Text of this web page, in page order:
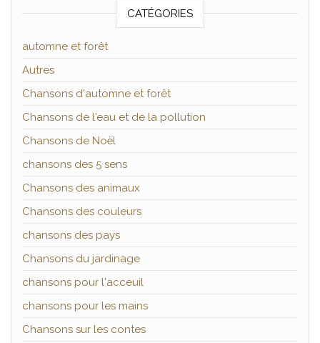
CATÉGORIES
automne et forêt
Autres
Chansons d'automne et forêt
Chansons de l'eau et de la pollution
Chansons de Noël
chansons des 5 sens
Chansons des animaux
Chansons des couleurs
chansons des pays
Chansons du jardinage
chansons pour l'acceuil
chansons pour les mains
Chansons sur les contes